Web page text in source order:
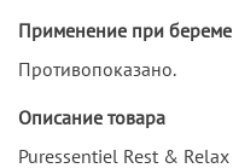
Применение при
Противопоказано.
Описание товара
Puressentiel Rest &